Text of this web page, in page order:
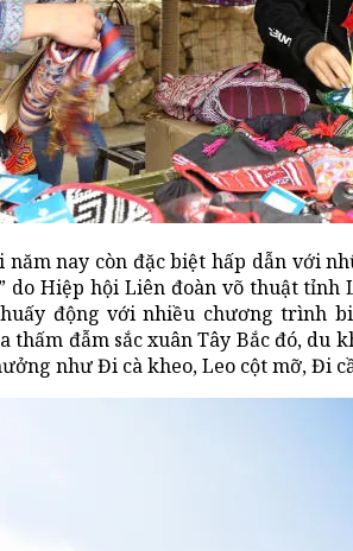
năm nay còn đặc biệt hấp dẫn với
do Hiệp hội Liên đoàn võ thuật
động với nhiều chương trình
thấm đẫm sắc xuân Tây Bắc đó,
như Đi cà kheo, Leo cột mỡ, Đi